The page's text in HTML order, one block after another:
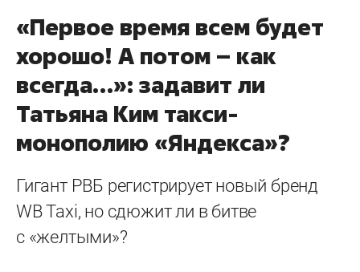
«Первое время всем будет
хорошо! А потом – как
всегда…»: задавит ли
Татьяна Ким такси-
монополию «Яндекса»?
Гигант РВБ регистрирует новый бренд
WB Taxi, но сдюжит ли в битве
с «желтыми»?